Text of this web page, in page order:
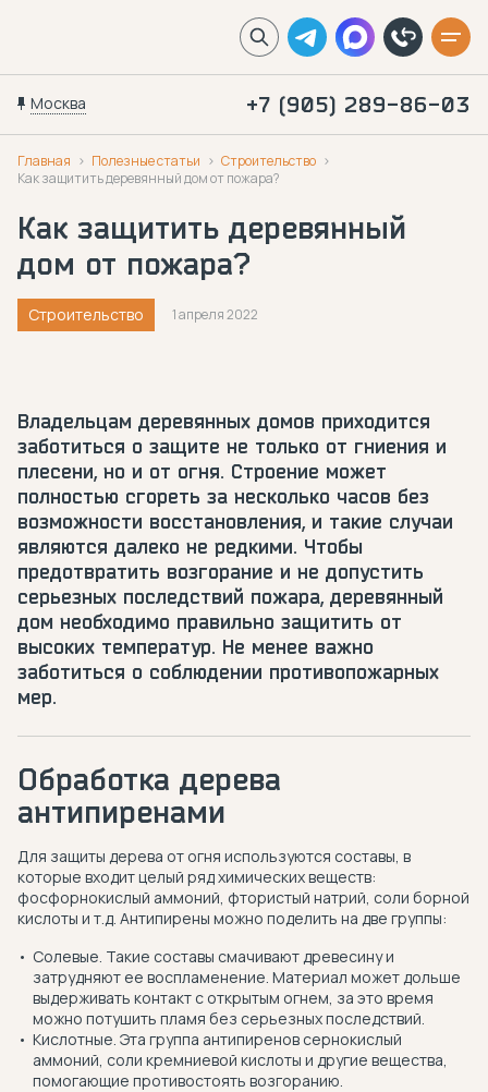
Москва +7 (905) 289-86-03
Главная Полезные статьи
Строительство
Как защитить деревянный дом от пожара?
Как защитить деревянный
дом от пожара?
Строительство 1 апреля 2022
Владельцам деревянных домов приходится
заботиться о защите не только от гниения и
плесени, но и от огня. Строение может
полностью сгореть за несколько часов без
возможности восстановления, и такие случаи
являются далеко не редкими. Чтобы
предотвратить возгорание и не допустить
серьезных последствий пожара, деревянный
дом необходимо правильно защитить от
высоких температур. Не менее важно
заботиться о соблюдении противопожарных
мер.
Обработка дерева
антипиренами
Для защиты дерева от огня используются составы, в
которые входит целый ряд химических веществ:
фосфорнокислый аммоний, фтористый натрий, соли борной
кислоты и т.д. Антипирены можно поделить на две группы:
Солевые. Такие составы смачивают древесину и
затрудняют ее воспламенение. Материал может дольше
выдерживать контакт с открытым огнем, за это время
можно потушить пламя без серьезных последствий.
Кислотные. Эта группа антипиренов сернокислый
аммоний, соли кремниевой кислоты и другие вещества,
помогающие противостоять возгоранию.